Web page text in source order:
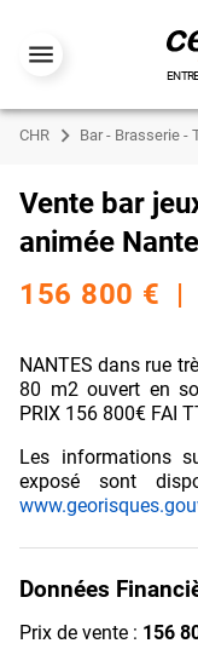
CHR Bar - Brasserie -
Vente bar
animée
156 800 € |
NANTES dans rue
80 m2 ouvert en
PRIX 156 800€ FAI
Les informations
exposé sont
Données
Prix de vente : 156